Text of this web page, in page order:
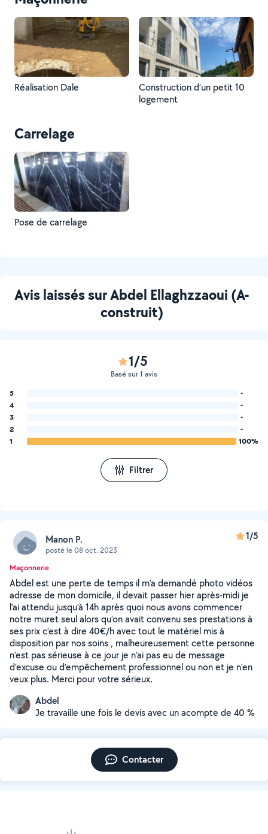
Réalisation Dale
Construction d’un petit 10
logement
Carrelage
Pose de carrelage
Avis laissés sur Abdel Ellaghzzaoui (A-
construit)
1/5
Basé sur 1 avis
5
-
4
-
3
-
2
-
1
100%
Filtrer
Manon P.
posté le 08 oct. 2023
1/5
Maçonnerie
Abdel est une perte de temps il m’a demandé photo vidéos
adresse de mon domicile, il devait passer hier après-midi je
l’ai attendu jusqu’à 14h après quoi nous avons commencer
notre muret seul alors qu’on avait convenu ses prestations à
ses prix c’est à dire 40€/h avec tout le matériel mis à
disposition par nos soins , malheureusement cette personne
n’est pas sérieuse à ce jour je n’ai pas eu de message
d’excuse ou d’empêchement professionnel ou non et je n’en
veux plus. Merci pour votre sérieux.
Abdel
Je travaille une fois le devis avec un acompte de 40 %
Contacter